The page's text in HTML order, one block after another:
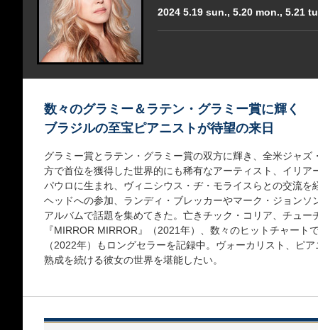
2024 5.19 sun., 5.20 mon., 5.21
数々のグラミー＆ラテン・グラミー賞に輝く
ブラジルの至宝ピアニストが待望の来日
グラミー賞とラテン・グラミー賞の双方に輝き、全米ジャ
方で首位を獲得した世界的にも稀有なアーティスト、イリ
パウロに生まれ、ヴィニシウス・ヂ・モライスらとの交流
ヘッドへの参加、ランディ・ブレッカーやマーク・ジョン
アルバムで話題を集めてきた。亡きチック・コリア、チュ
『MIRROR MIRROR』（2021年）、数々のヒットチャート
（2022年）もロングセラーを記録中。ヴォーカリスト、ピ
熟成を続ける彼女の世界を堪能したい。